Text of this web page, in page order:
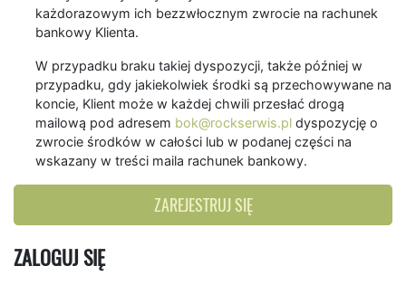
każdorazowym ich bezzwłocznym zwrocie na rachunek
bankowy Klienta.
W przypadku braku takiej dyspozycji, także później w
przypadku, gdy jakiekolwiek środki są przechowywane na
koncie, Klient może w każdej chwili przesłać drogą
mailową pod adresem bok@rockserwis.pl dyspozycję o
zwrocie środków w całości lub w podanej części na
wskazany w treści maila rachunek bankowy.
ZAREJESTRUJ SIĘ
ZALOGUJ SIĘ